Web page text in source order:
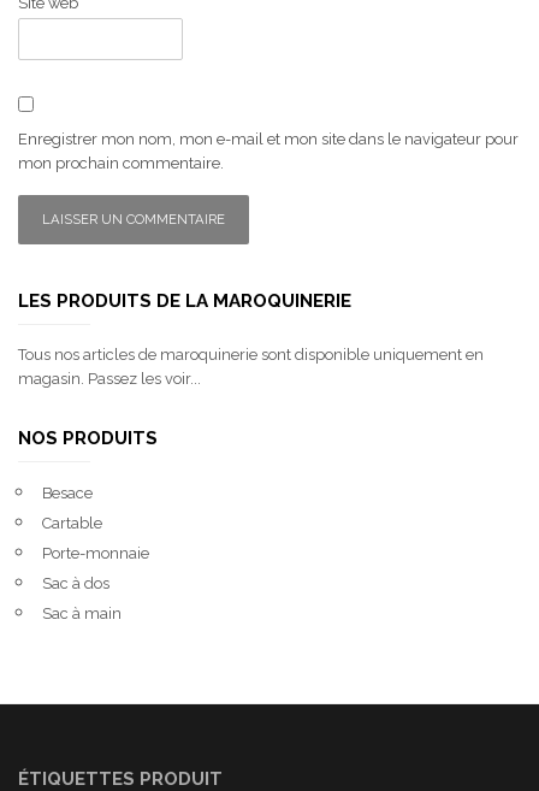
Enregistrer mon nom, mon e-mail et mon site dans le navigateur pour
mon prochain commentaire.
LES PRODUITS DE LA MAROQUINERIE
Tous nos articles de maroquinerie sont disponible uniquement en
magasin. Passez les voir...
NOS PRODUITS
Besace
Cartable
Porte-monnaie
Sac à dos
Sac à main
ÉTIQUETTES PRODUIT